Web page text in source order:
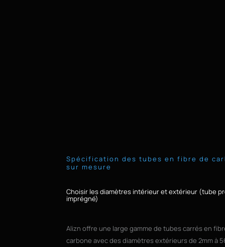
Spécification des tubes en fibre de
sur mesure
Choisir les diamètres intérieur et extérieur (tube
imprégné)
Alizn offre une large gamme de tubes carrés en
carbone avec des diamètres extérieurs de 2mm à